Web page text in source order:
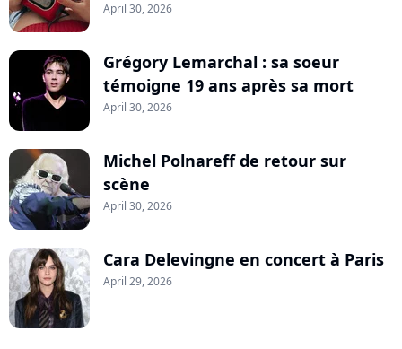
April 30, 2026
Grégory Lemarchal : sa soeur
témoigne 19 ans après sa mort
April 30, 2026
Michel Polnareff de retour sur
scène
April 30, 2026
Cara Delevingne en concert à Paris
April 29, 2026